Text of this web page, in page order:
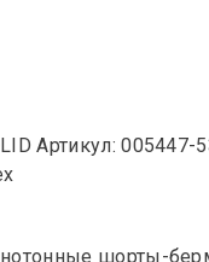
Артикул:
шорты-